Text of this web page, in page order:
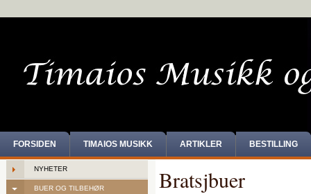
FORSIDEN TIMAIOS MUSIKK ARTIKLER BESTILLING
NYHETER
BUER OG TILBEHØR Bratsjbuer